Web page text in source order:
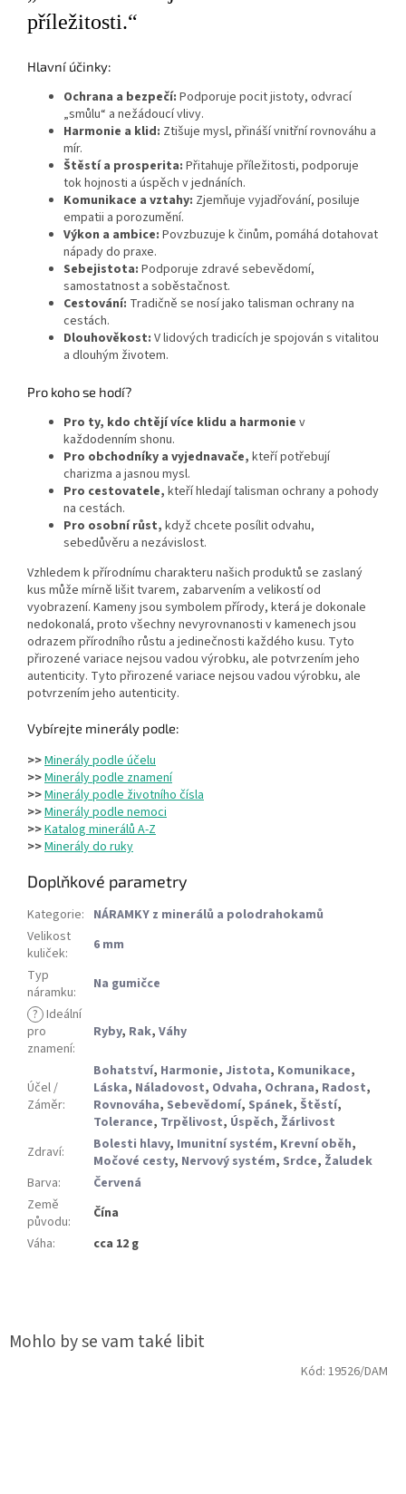
příležitosti.“
Hlavní účinky:
Ochrana a bezpečí: Podporuje pocit jistoty, odvrací
„smůlu“ a nežádoucí vlivy.
Harmonie a klid: Ztišuje mysl, přináší vnitřní rovnováhu a
mír.
Štěstí a prosperita: Přitahuje příležitosti, podporuje
tok hojnosti a úspěch v jednáních.
Komunikace a vztahy: Zjemňuje vyjadřování, posiluje
empatii a porozumění.
Výkon a ambice: Povzbuzuje k činům, pomáhá dotahovat
nápady do praxe.
Sebejistota: Podporuje zdravé sebevědomí,
samostatnost a soběstačnost.
Cestování: Tradičně se nosí jako talisman ochrany na
cestách.
Dlouhověkost: V lidových tradicích je spojován s vitalitou
a dlouhým životem.
Pro koho se hodí?
Pro ty, kdo chtějí více klidu a harmonie v
každodenním shonu.
Pro obchodníky a vyjednavače, kteří potřebují
charizma a jasnou mysl.
Pro cestovatele, kteří hledají talisman ochrany a pohody
na cestách.
Pro osobní růst, když chcete posílit odvahu,
sebedůvěru a nezávislost.
Vzhledem k přírodnímu charakteru našich produktů se zaslaný
kus může mírně lišit tvarem, zabarvením a velikostí od
vyobrazení. Kameny jsou symbolem přírody, která je dokonale
nedokonalá, proto všechny nevyrovnanosti v kamenech jsou
odrazem přírodního růstu a jedinečnosti každého kusu. Tyto
přirozené variace nejsou vadou výrobku, ale potvrzením jeho
autenticity. Tyto přirozené variace nejsou vadou výrobku, ale
potvrzením jeho autenticity.
Vybírejte minerály podle:
>>Minerály podle účelu
>>Minerály podle znamení
>>Minerály podle životního čísla
>>Minerály podle nemoci
>>Katalog minerálů A-Z
>>Minerály do ruky
Doplňkové parametry
Kategorie: NÁRAMKY z minerálů a polodrahokamů
Velikost
kuliček:
6 mm
Typ
náramku:
Na gumičce
? Ideální
pro
znamení:
Ryby, Rak, Váhy
Účel /
Záměr:
Bohatství, Harmonie, Jistota, Komunikace,
Láska, Náladovost, Odvaha, Ochrana, Radost,
Rovnováha, Sebevědomí, Spánek, Štěstí,
Tolerance, Trpělivost, Úspěch, Žárlivost
Zdraví: Bolesti hlavy, Imunitní systém, Krevní oběh,
Močové cesty, Nervový systém, Srdce, Žaludek
Barva:
Červená
Země
původu:
Čína
Váha: cca 12 g
Kód: 19526/DAM